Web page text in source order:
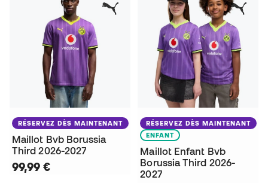
RÉSERVEZ DÈS MAINTENANT
Maillot Bvb Borussia
Third 2026-2027
99,99 €
RÉSERVEZ DÈS MAINTENANT
ENFANT
Maillot Enfant Bvb
Borussia Third 2026-
2027